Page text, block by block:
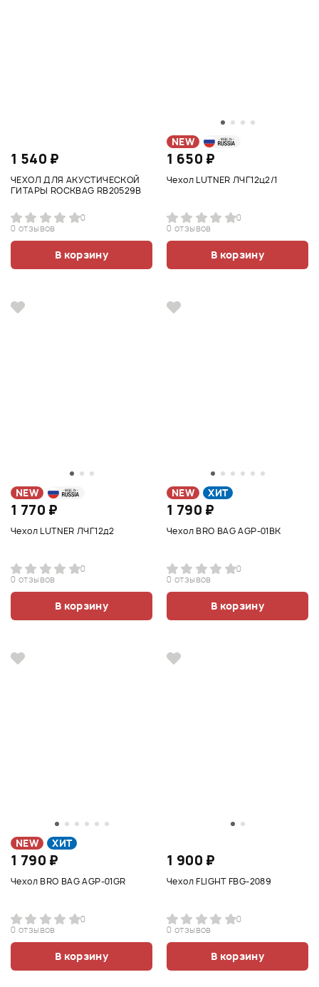
1 540 ₽
ЧЕХОЛ ДЛЯ АКУСТИЧЕСКОЙ
ГИТАРЫ ROCKBAG RB20529B
0
0 отзывов
В корзину
NEW
1 650 ₽
Чехол LUTNER ЛЧГ12ц2/1
0
0 отзывов
В корзину
NEW
1 770 ₽
Чехол LUTNER ЛЧГ12д2
0
0 отзывов
В корзину
NEW ХИТ
1 790 ₽
Чехол BRO BAG AGP-01BK
0
0 отзывов
В корзину
NEW ХИТ
1 790 ₽
Чехол BRO BAG AGP-01GR
0
0 отзывов
В корзину
1 900 ₽
Чехол FLIGHT FBG-2089
0
0 отзывов
В корзину